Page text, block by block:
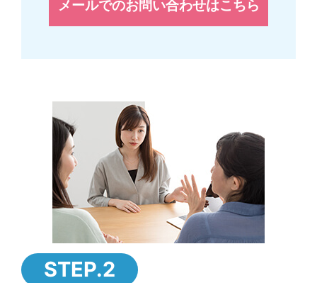
メールでのお問い合わせはこちら
STEP.2